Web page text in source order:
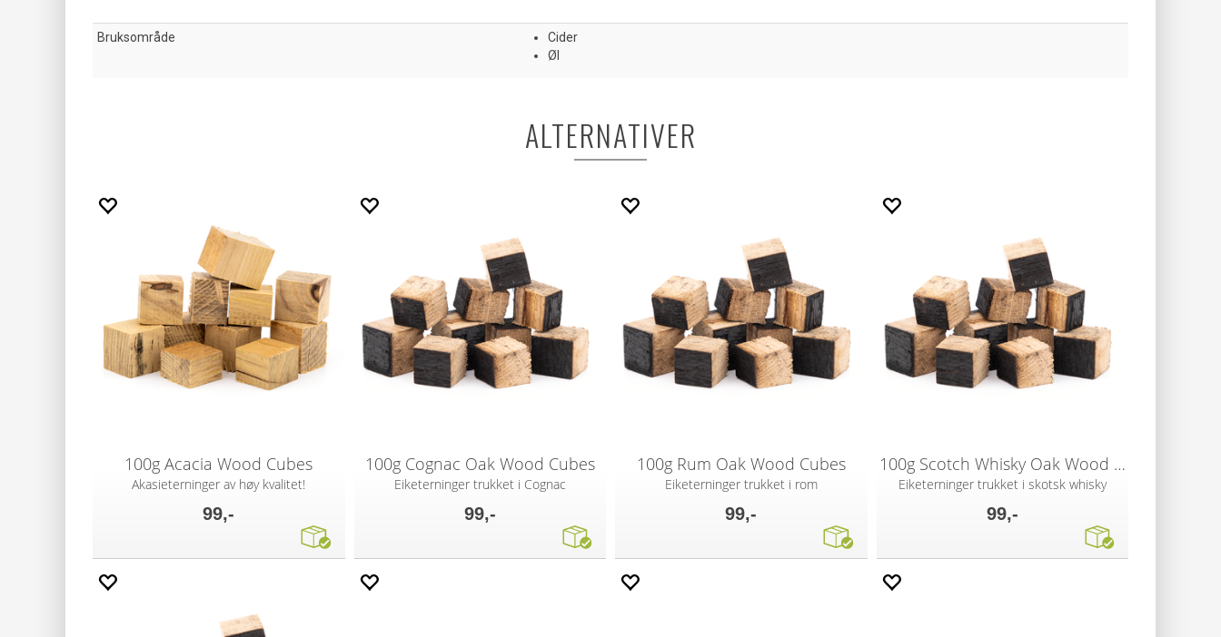
Bruksområde
Cider
Øl
ALTERNATIVER
100g Acacia Wood Cubes
Akasieterninger av høy kvalitet!
99,-
100g Cognac Oak Wood Cubes
Eiketerninger trukket i Cognac
99,-
100g Rum Oak Wood Cubes
Eiketerninger trukket i rom
99,-
100g Scotch Whisky Oak Wood Cubes
Eiketerninger trukket i skotsk whisky
99,-